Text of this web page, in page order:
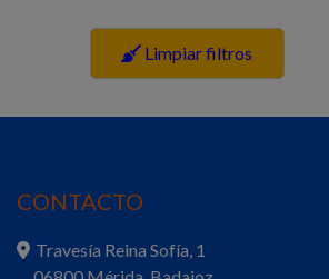
Limpiar filtros
CONTACTO
Travesía Reina Sofía, 1